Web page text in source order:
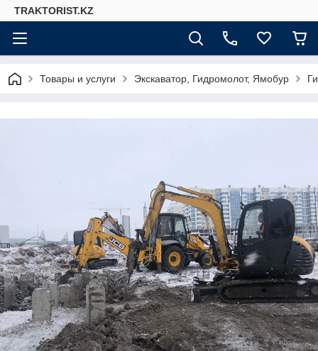
TRAKTORIST.KZ
Товары и услуги Экскаватор, Гидромолот, Ямобур